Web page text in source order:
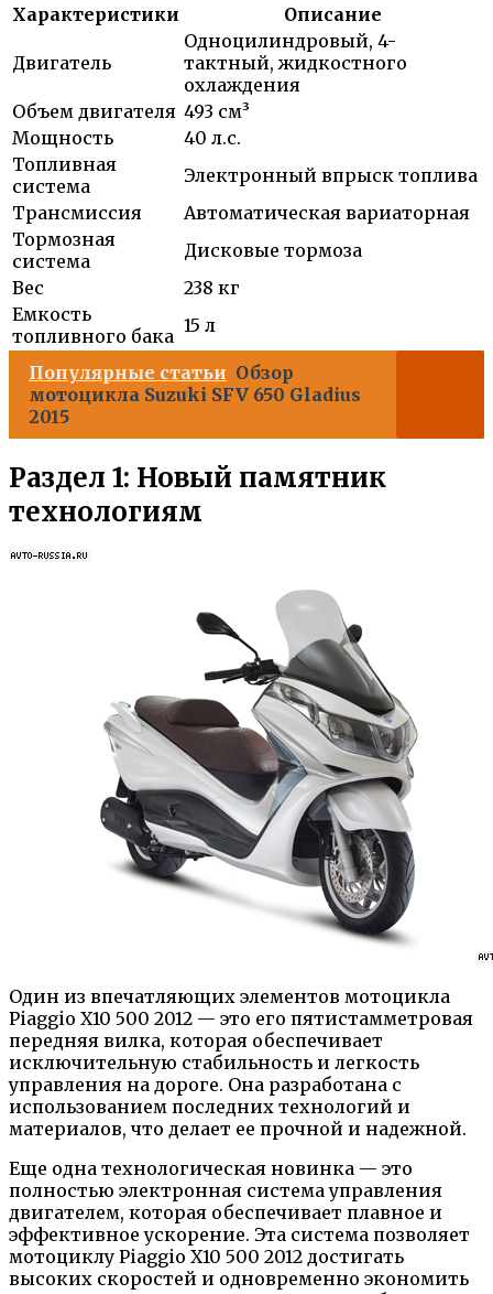
Характеристики
Описание
Двигатель
Одноцилиндровый, 4-
тактный, жидкостного
охлаждения
Объем двигателя 493 см³
Мощность
40 л.с.
Топливная
система
Электронный впрыск топлива
Трансмиссия
Автоматическая вариаторная
Тормозная
система
Дисковые тормоза
Вес
238 кг
Емкость
топливного бака 15 л
Популярные статьи Обзор
мотоцикла Suzuki SFV 650 Gladius
2015
Раздел 1: Новый памятник
технологиям
Один из впечатляющих элементов мотоцикла
Piaggio X10 500 2012 — это его пятистамметровая
передняя вилка, которая обеспечивает
исключительную стабильность и легкость
управления на дороге. Она разработана с
использованием последних технологий и
материалов, что делает ее прочной и надежной.
Еще одна технологическая новинка — это
полностью электронная система управления
двигателем, которая обеспечивает плавное и
эффективное ускорение. Эта система позволяет
мотоциклу Piaggio X10 500 2012 достигать
высоких скоростей и одновременно экономить